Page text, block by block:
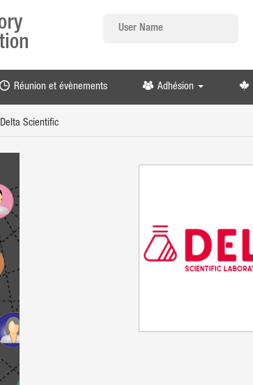
Réunion et évènements Adhésion
Delta Scientific